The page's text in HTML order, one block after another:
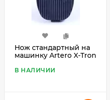
Нож стандартный на
машинку Artero X-Tron
В НАЛИЧИИ